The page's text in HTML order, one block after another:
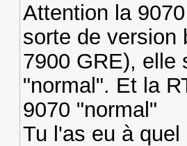
Attention la
sorte de version
7900 GRE), elle
"normal". Et la
9070 "normal"
Tu l'as eu à